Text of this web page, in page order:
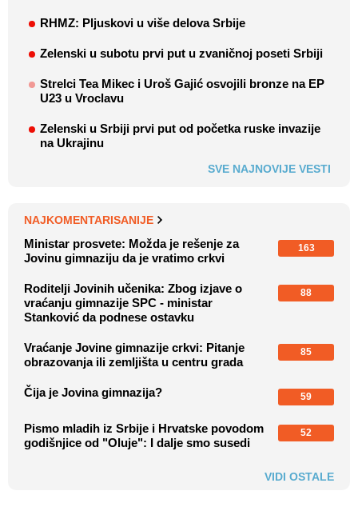
RHMZ: Pljuskovi u više delova Srbije
Zelenski u subotu prvi put u zvaničnoj poseti Srbiji
Strelci Tea Mikec i Uroš Gajić osvojili bronze na EP
U23 u Vroclavu
Zelenski u Srbiji prvi put od početka ruske invazije
na Ukrajinu
SVE NAJNOVIJE VESTI
NAJKOMENTARISANIJE
Ministar prosvete: Možda je rešenje za
Jovinu gimnaziju da je vratimo crkvi
163
Roditelji Jovinih učenika: Zbog izjave o
vraćanju gimnazije SPC - ministar
Stanković da podnese ostavku
88
Vraćanje Jovine gimnazije crkvi: Pitanje
obrazovanja ili zemljišta u centru grada
85
Čija je Jovina gimnazija? 59
Pismo mladih iz Srbije i Hrvatske povodom
godišnjice od "Oluje": I dalje smo susedi
52
VIDI OSTALE